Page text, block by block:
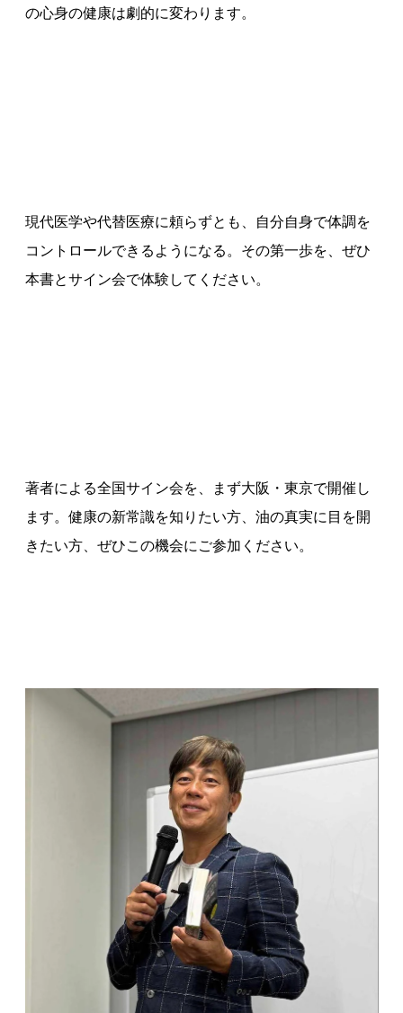
の心身の健康は劇的に変わります。
現代医学や代替医療に頼らずとも、自分自身で体調を
コントロールできるようになる。その第一歩を、ぜひ
本書とサイン会で体験してください。
著者による全国サイン会を、まず大阪・東京で開催し
ます。健康の新常識を知りたい方、油の真実に目を開
きたい方、ぜひこの機会にご参加ください。